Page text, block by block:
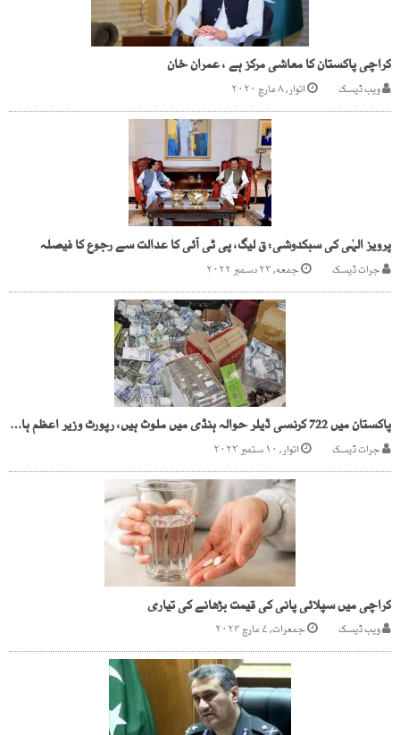
کراچی پاکستان کا معاشی مرکز ہے ، عمران خان
ویب ڈیسک اتوار, ۸ مارچ ۲۰۲۰
پرویز الہٰی کی سبکدوشی: ق لیگ، پی ٹی آئی کا عدالت سے رجوع کا فیصلہ
جرات ڈیسک جمعه, ۲۳ دسمبر ۲۰۲۲
پاکستان میں 722 کرنسی ڈیلر حوالہ ہنڈی میں ملوث ہیں، رپورٹ وزیر اعظم ہاؤس میں جمع
جرات ڈیسک اتوار, ۱۰ ستمبر ۲۰۲۳
کراچی میں سپلائی پانی کی قیمت بڑھانے کی تیاری
ویب ڈیسک جمعرات, ۷ مارچ ۲۰۲۴